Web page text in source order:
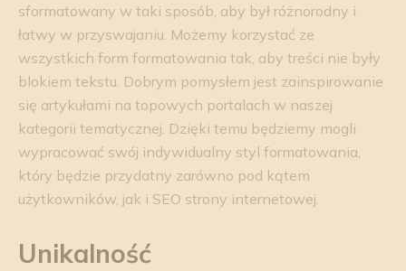
sformatowany w taki sposób, aby był różnorodny i
łatwy w przyswajaniu. Możemy korzystać ze
wszystkich form formatowania tak, aby treści nie były
blokiem tekstu. Dobrym pomysłem jest zainspirowanie
się artykułami na topowych portalach w naszej
kategorii tematycznej. Dzięki temu będziemy mogli
wypracować swój indywidualny styl formatowania,
który będzie przydatny zarówno pod kątem
użytkowników, jak i SEO strony internetowej.
Unikalność